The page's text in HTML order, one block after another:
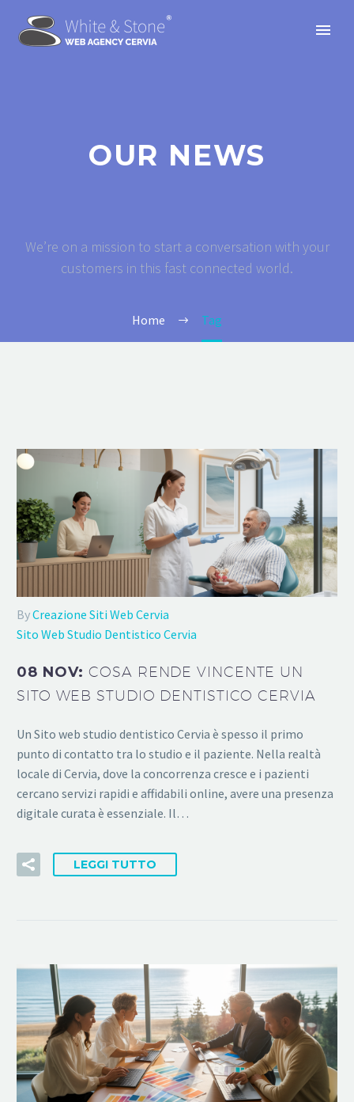
OUR NEWS
We’re on a mission to start a conversation with your
customers in this fast connected world.
Home Tag
ByCreazione Siti Web Cervia
Sito Web Studio Dentistico Cervia
08 NOV:COSA RENDE VINCENTE UN
SITO WEB STUDIO DENTISTICO CERVIA
Un Sito web studio dentistico Cervia è spesso il primo
punto di contatto tra lo studio e il paziente. Nella realtà
locale di Cervia, dove la concorrenza cresce e i pazienti
cercano servizi rapidi e affidabili online, avere una presenza
digitale curata è essenziale. Il…
LEGGI TUTTO